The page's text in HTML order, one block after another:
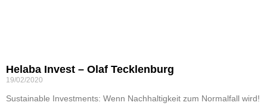
Helaba Invest – Olaf Tecklenburg
19/02/2020
Sustainable Investments: Wenn Nachhaltigkeit zum Normalfall wird!